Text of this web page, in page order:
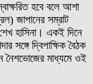
হবে বলে আশা
জাপানের সম্রাট
হাসিনা। একই দিনে
সঙ্গে দ্বিপাক্ষিক বৈঠক
নৈশভোজের মাধ্যমে ওই